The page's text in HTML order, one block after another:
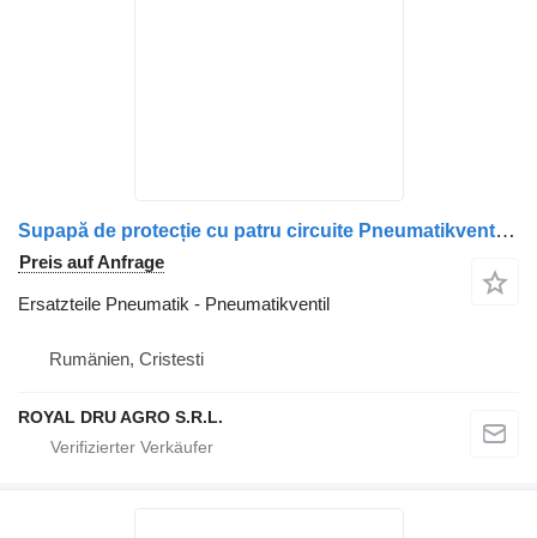
Supapă de protecție cu patru circuite Pneumatikventil für MAN 81521519095/81521519095/81521516105/81521516105/81521516098/81521516098/81521516073/81521516073/81521516095/81521516013 LKW
Preis auf Anfrage
Ersatzteile Pneumatik - Pneumatikventil
Rumänien, Cristesti
ROYAL DRU AGRO S.R.L.